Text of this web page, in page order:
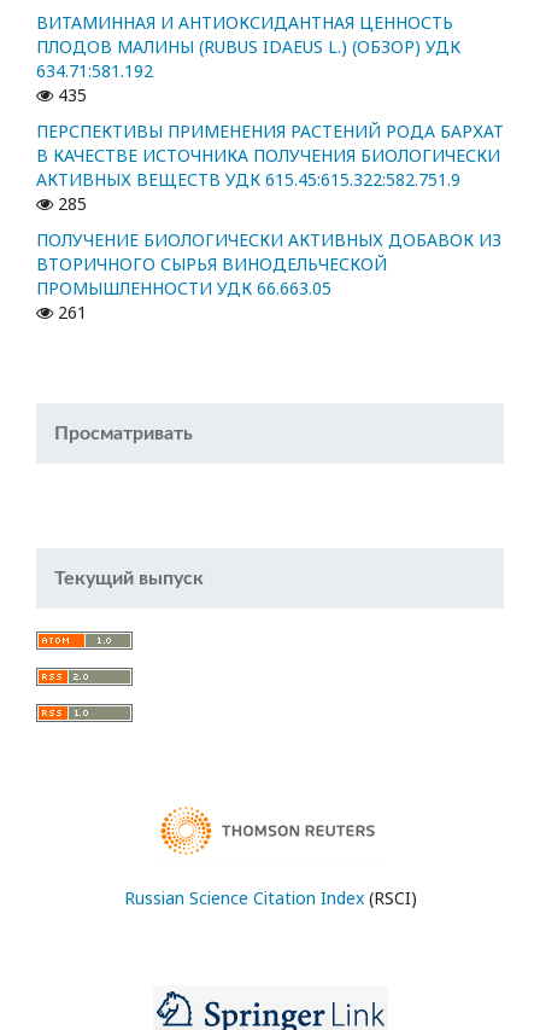
ВИТАМИННАЯ И АНТИОКСИДАНТНАЯ ЦЕННОСТЬ
ПЛОДОВ МАЛИНЫ (RUBUS IDAEUS L.) (ОБЗОР) УДК
634.71:581.192
435
ПЕРСПЕКТИВЫ ПРИМЕНЕНИЯ РАСТЕНИЙ РОДА БАРХАТ
В КАЧЕСТВЕ ИСТОЧНИКА ПОЛУЧЕНИЯ БИОЛОГИЧЕСКИ
АКТИВНЫХ ВЕЩЕСТВ УДК 615.45:615.322:582.751.9
285
ПОЛУЧЕНИЕ БИОЛОГИЧЕСКИ АКТИВНЫХ ДОБАВОК ИЗ
ВТОРИЧНОГО СЫРЬЯ ВИНОДЕЛЬЧЕСКОЙ
ПРОМЫШЛЕННОСТИ УДК 66.663.05
261
Просматривать
Текущий выпуск
Russian Science Citation Index(RSCI)